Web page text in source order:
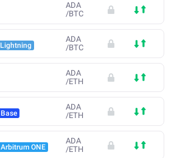
ADA
/BTC
Lightning
ADA
/BTC
ADA
/ETH
Base
ADA
/ETH
Arbitrum ONE
ADA
/ETH